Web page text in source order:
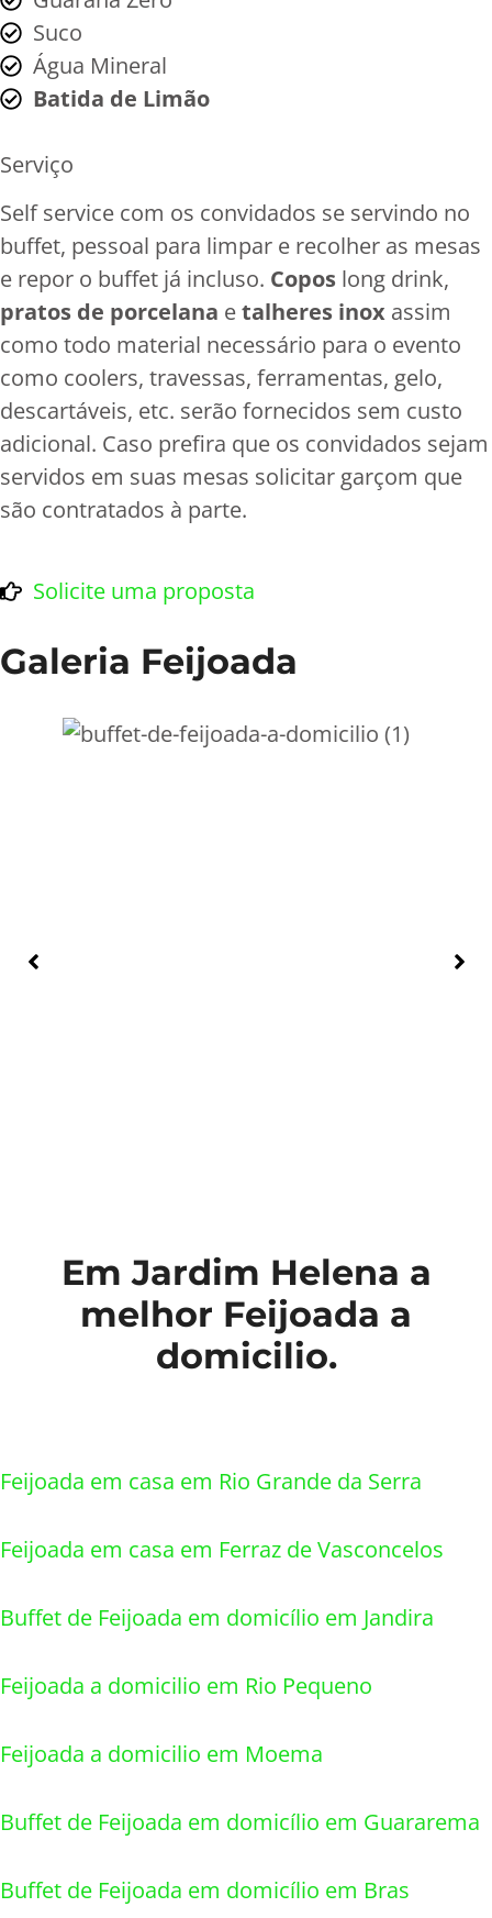
Suco
Água Mineral
Batida de Limão
Serviço
Self service com os convidados se servindo no
buffet, pessoal para limpar e recolher as mesas
e repor o buffet já incluso. Copos long drink,
pratos de porcelana etalheres inox assim
como todo material necessário para o evento
como coolers, travessas, ferramentas, gelo,
descartáveis, etc. serão fornecidos sem custo
adicional. Caso prefira que os convidados sejam
servidos em suas mesas solicitar garçom que
são contratados à parte.
Solicite uma proposta
Galeria Feijoada
Em Jardim Helena a
melhor Feijoada a
domicilio.
Feijoada em casa em Rio Grande da Serra
Feijoada em casa em Ferraz de Vasconcelos
Buffet de Feijoada em domicílio em Jandira
Feijoada a domicilio em Rio Pequeno
Feijoada a domicilio em Moema
Buffet de Feijoada em domicílio em Guararema
Buffet de Feijoada em domicílio em Bras